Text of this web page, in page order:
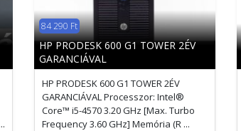
84 290 Ft
HP PRODESK 600 G1 TOWER 2ÉV
GARANCIÁVAL
HP PRODESK 600 G1 TOWER 2ÉV
GARANCIÁVAL Processzor: Intel®
Core™ i5-4570 3.20 GHz [Max. Turbo
Frequency 3.60 GHz] Memória (R ...